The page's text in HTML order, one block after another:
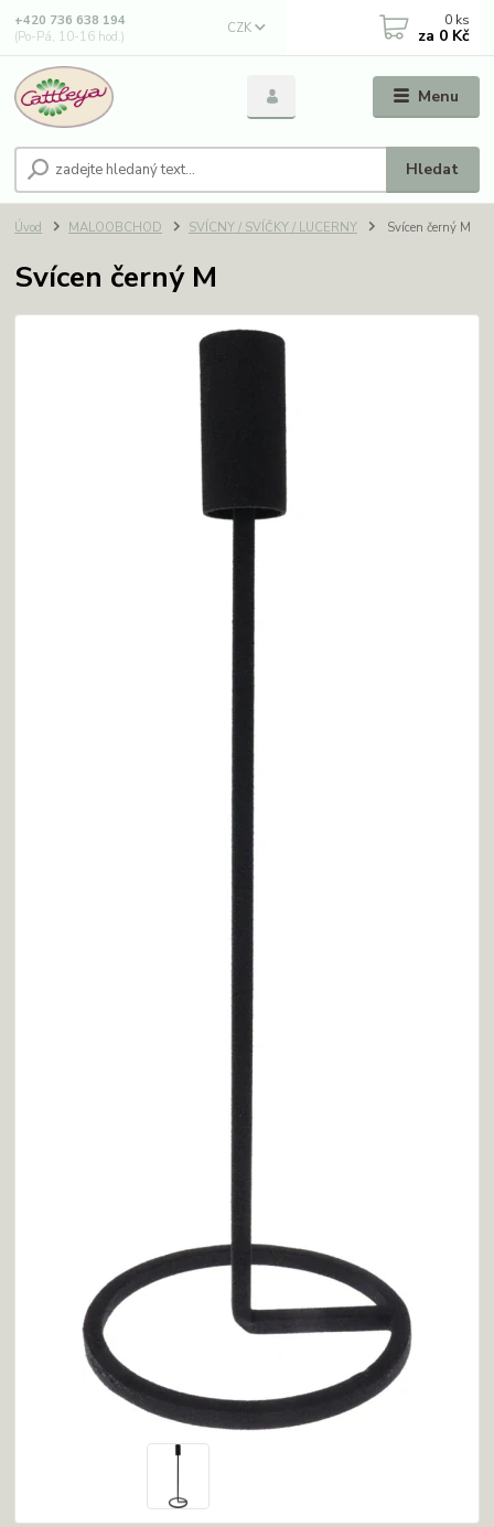
Menu
CZK
Hledat
+420 736 638 194
(Po-Pá, 10-16 hod.)
0 ks
za 0 Kč
Úvod MALOOBCHOD SVÍCNY / SVÍČKY / LUCERNY Svícen černý M
Svícen černý M